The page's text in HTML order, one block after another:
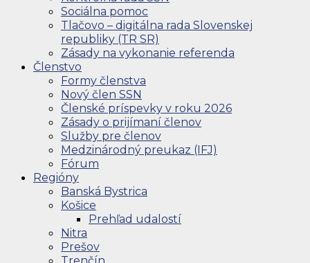
Sociálna pomoc
Tlačovo – digitálna rada Slovenskej
republiky (TR SR)
Zásady na vykonanie referenda
Členstvo
Formy členstva
Nový člen SSN
Členské príspevky v roku 2026
Zásady o prijímaní členov
Služby pre členov
Medzinárodný preukaz (IFJ)
Fórum
Regióny
Banská Bystrica
Košice
Prehľad udalostí
Nitra
Prešov